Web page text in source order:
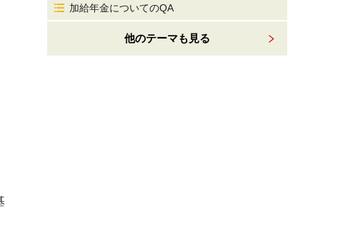
加給年金についてのQA
他のテーマも見る